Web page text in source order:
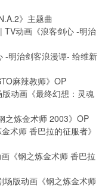
》主题曲
动画《浪客剑心 -明治
-明治剑客浪漫谭- 给维新
麻辣教师》OP
动画《最终幻想：灵魂
之炼金术师 2003》OP
术师 香巴拉的征服者》
《钢之炼金术师 香巴拉
场版动画《钢之炼金术师